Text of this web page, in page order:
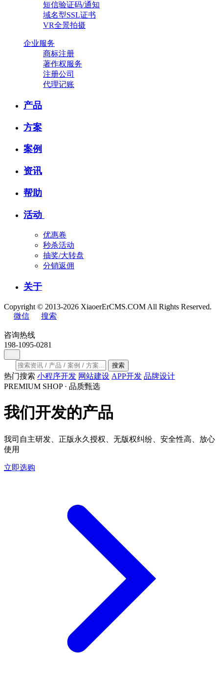
短信验证码/通知
域名型SSL证书
VR全景拍摄
企业服务
商标注册
著作权服务
注册公司
代理记账
产品
方案
案例
资讯
帮助
活动
优惠卷
秒杀活动
抽奖/大转盘
分销返佣
关于
Copyright © 2013-2026 XiaoerErCMS.COM All Rights Reserved.
微信
搜索
咨询热线
198-1095-0281
搜索
热门搜索 小程序开发 网站建设 APP开发 品牌设计
PREMIUM SHOP · 品质甄选
我们开发的产品
我司自主研发、正版永久授权、无版权纠纷、安全性高、放心
使用
立即选购